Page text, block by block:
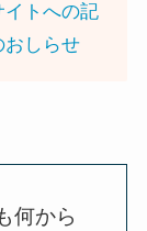
トへの記
おしらせ
何から